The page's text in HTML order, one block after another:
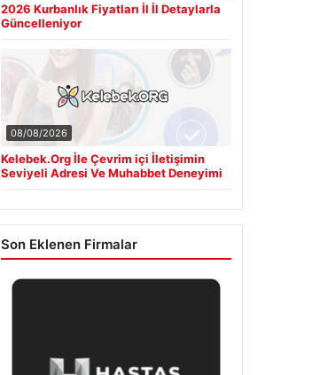
2026 Kurbanlık Fiyatları İl İl Detaylarla
Güncelleniyor
08/08/2026
Kelebek.Org İle Çevrim içi İletişimin
Seviyeli Adresi Ve Muhabbet Deneyimi
Son Eklenen Firmalar